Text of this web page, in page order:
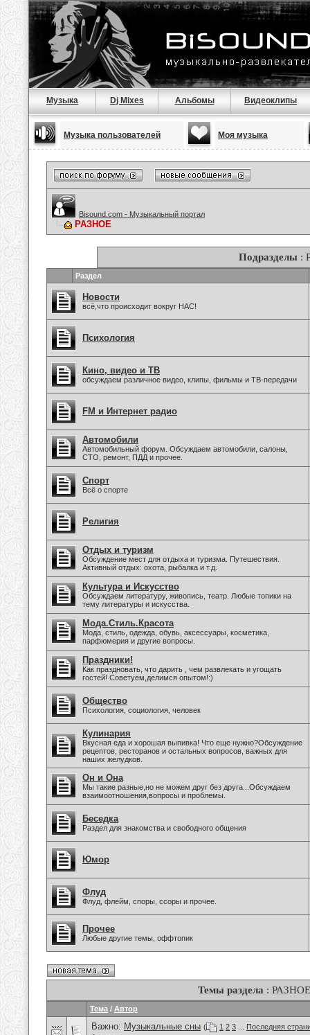
Музыка Dj Mixes Альбомы Видеоклипы
Музыка пользователей Моя музыка
Bisound.com - Музыкальный портал
РАЗНОЕ
Подразделы :
Раздел
Новости
всё,что происходит вокруг НАС!
Психология
Кино, видео и ТВ
обсуждаем различное видео, клипы, фильмы и ТВ-передачи
FM и Интернет радио
Автомобили
Автомобильный форум. Обсуждаем автомобили, салоны,
СТО, ремонт, ПДД и прочее.
Спорт
Всё о спорте
Религия
Отдых и туризм
Обсуждение мест для отдыха и туризма. Путешествия.
Активный отдых: охота, рыбалка и т.д.
Культура и Искусство
Обсуждаем литературу, живопись, театр. Любые топики на
тему литературы и искусства.
Мода.Стиль.Красота
Мода, стиль, одежда, обувь, аксессуары, косметика,
парфюмерия и другие вопросы.
Праздники!
Как праздновать, что дарить , чем развлекать и угощать
гостей! Советуем,делимся опытом!:)
Общество
Психология, социология, человек
Кулинария
Вкусная еда и хорошая выпивка! Что еще нужно?Обсуждение
рецептов, ресторанов и остальных вопросов, важных для
наших желудков.
Он и Она
Мы такие разные,но не можем друг без друга...Обсуждаем
взаимоотношения,вопросы и проблемы.
Беседка
Раздел для знакомства и свободного общения
Юмор
Флуд
Флуд, флейм, споры, ссоры и прочее.
Прочее
Любые другие темы, оффтопик
Темы раздела : РАЗНОЕ
Тема / Автор
Важно: Музыкальные сны ( 1 2 3
Последняя